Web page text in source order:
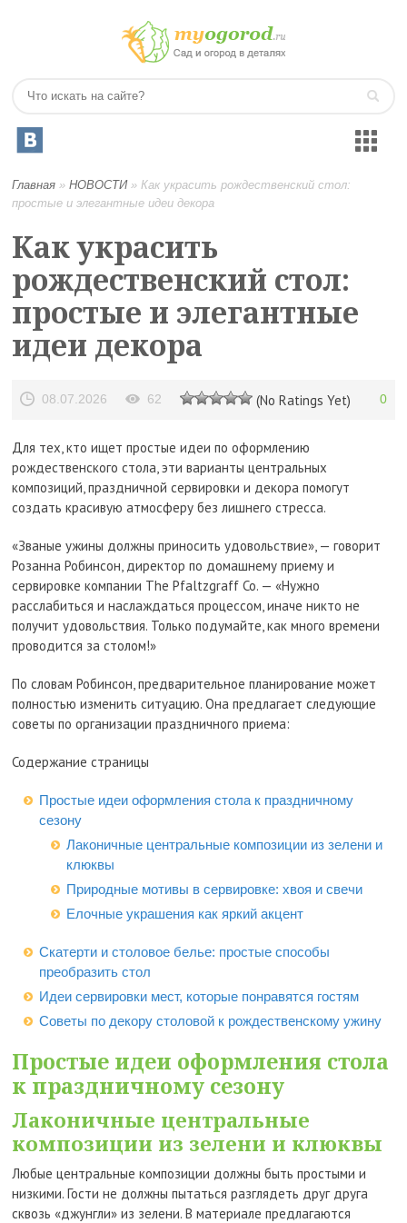
Главная »НОВОСТИ»Как украсить рождественский стол:
простые и элегантные идеи декора
Как украсить
рождественский стол:
простые и элегантные
идеи декора
08.07.2026 62 (No Ratings Yet) 0
Для тех, кто ищет простые идеи по оформлению
рождественского стола, эти варианты центральных
композиций, праздничной сервировки и декора помогут
создать красивую атмосферу без лишнего стресса.
«Званые ужины должны приносить удовольствие», — говорит
Розанна Робинсон, директор по домашнему приему и
сервировке компании The Pfaltzgraff Co. — «Нужно
расслабиться и наслаждаться процессом, иначе никто не
получит удовольствия. Только подумайте, как много времени
проводится за столом!»
По словам Робинсон, предварительное планирование может
полностью изменить ситуацию. Она предлагает следующие
советы по организации праздничного приема:
Содержание страницы
Простые идеи оформления стола к праздничному
сезону
Лаконичные центральные композиции из зелени и
клюквы
Природные мотивы в сервировке: хвоя и свечи
Елочные украшения как яркий акцент
Скатерти и столовое белье: простые способы
преобразить стол
Идеи сервировки мест, которые понравятся гостям
Советы по декору столовой к рождественскому ужину
Простые идеи оформления стола
к праздничному сезону
Лаконичные центральные
композиции из зелени и клюквы
Любые центральные композиции должны быть простыми и
низкими. Гости не должны пытаться разглядеть друг друга
сквозь «джунгли» из зелени. В материале предлагаются